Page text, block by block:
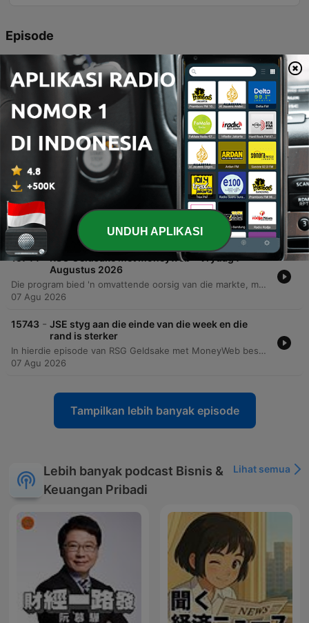
Episode
15747 Kenners antwoord luisteraarsvrae
Waarom bly jou BarOne duur, as kakaopryse
eindelik begin val?
Hierdie episode van RSG Geldsake met MoneyWeb ondersoek die komplekse dinamika van die wêreldwye kakao- en sjokolademarkte. Ten spyte van 'n beduidende daling in kakao-grondstofpryse oor die afgelope 12 maande, bly sjokoladepryse op die rakke hoog weens vertraagde voorraadverwerking en die impak van hoë produksiekoste vir groot vervaardigers soos Lindt en Nestle. Die bespreking dek temas soos die invloed van klimaatverandering op oeste in West-Afrika, die verskuiwing na produkte met laer kakao-inhoud om koste te beheer, en die ekonomiese uitdagings vir kakao-boere wat sukkel om 'n lewensbestaan te maak.
07 Agu 2026
15745 - Sasol se winste: Eenmalige wind van agter of
In hierdie episode van RSG Geldsake gesels Ines met Wilhelm Herzog van Roosendal Partners oor Sasol se onlangse finansiële resultate. Die gesprek fokus op die groot gaping tussen Sasol se verwagte winsstygings per aandeel en die meer getemperde groei in hooflynverdienste. Besprekingsterreine sluit in die impak van oliepryse, die rol van raffinaderij-marges, waardalingsverliese op kapitaal, en die uitdagings van afskrywings op plaaslike infrastruktuur. Herzog deel sy perspektief oor of die huidige produksiestyging 'n volhoubare langtermyn-opwaartse kurwe aandui of bloot gevolg is deur gunstige omstandighede.
07 Agu 2026
15744 -
RSG Geldsake met Moneyweb – Vrydag 7
Augustus 2026
Die program bied 'n omvattende oorsig van die markte, met fokus op die positiewe beweging in die JSE en Amerikaanse indekse ten spyte van onsekerheid oor oliepryse. Dit dek ook Sasol se finansiële uitkyk, die impak van wisselende kakao-pryse op die chokoladebedryf, en die rol van edelmetale as beleggings. Verder word strategiese finansiële beplanning bespreek, insluitend die belastingimplikasies van boedelbeplanning, die belangrikheid van pensioenvoordele tydens salarisonderhandelinge, en die voordele van globale diversifikasie om teen inflasie en die verswakking van die rand te beskerm.
07 Agu 2026
15743 - JSE styg aan die einde van die week en die
rand is sterker
In hierdie episode van RSG Geldsake met MoneyWeb bespreek Mia en Dennis die onlangse bewegings in die globale en plaaslike markte. Die gesprek fokus op die verrassende werkloosheidscyfers in die VSA wat die Federal Reserve se rentekoersbesluit vir September kan beïnvloed, asook die sterk kwartaalresultate van maatskappye in die S&P 500. Daar word ook gekyk na die regstelling in die halfgeleidersektor en die spesifieke prestasie van Naspers (Naspers/Prosus-konteks) se finansiële uitkyk. Die analise dek ook die impak van tegnologie-reuse soos Amazon en Microsoft op die mark, sowel as die verwagtinge rondom komende inflasiecyfers in die VSA en werkloosheidscyfers in Suid-Afrika.
07 Agu 2026
Tampilkan lebih banyak episode
Lebih banyak podcast Bisnis &
Keuangan Pribadi
Lihat semua
UNDUH APLIKASI